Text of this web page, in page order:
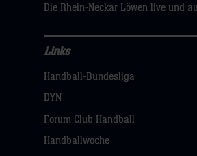
Die Rhein-Neckar Löwen live und
Navigation
öffnen,
dann
klicken
Links
Handball-Bundesliga
DYN
Forum Club Handball
Handballwoche